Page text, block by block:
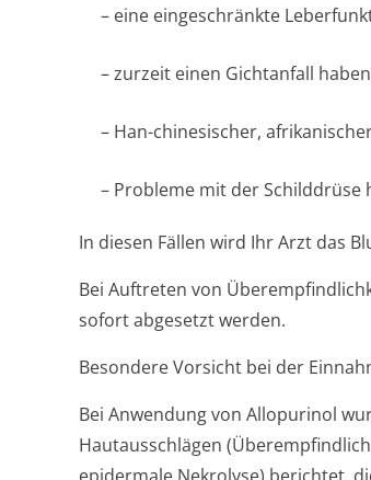
– eine eingeschränkte
– zurzeit einen Gichtanfall
– Han-chinesischer,
– Probleme mit der Schilddrüse
In diesen Fällen wird Ihr Arzt das
Bei Auftreten von
sofort abgesetzt werden.
Besondere Vorsicht bei der
Bei Anwendung von Allopurinol
Hautausschlägen